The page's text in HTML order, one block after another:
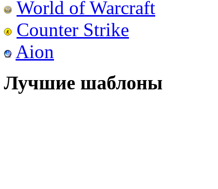
World of Warcraft
Counter Strike
Aion
Лучшие шаблоны